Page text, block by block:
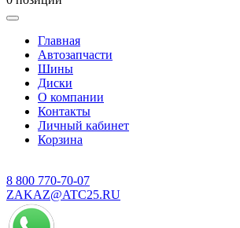
Главная
Автозапчасти
Шины
Диски
О компании
Контакты
Личный кабинет
Корзина
8 800 770-70-07
ZAKAZ@ATC25.RU